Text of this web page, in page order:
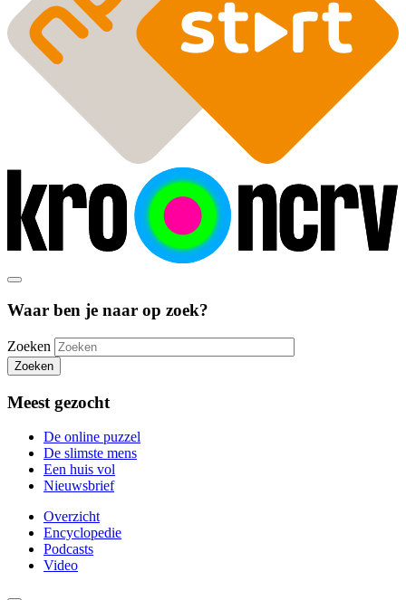
Waar ben je naar op zoek?
Zoeken
Zoeken
Meest gezocht
De online puzzel
De slimste mens
Een huis vol
Nieuwsbrief
Overzicht
Encyclopedie
Podcasts
Video